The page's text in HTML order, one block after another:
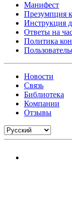
Манифест
Презумпция
Инструкция
Ответы на
Политика
Новости
Связь
Библиотека
Компании
Отзывы